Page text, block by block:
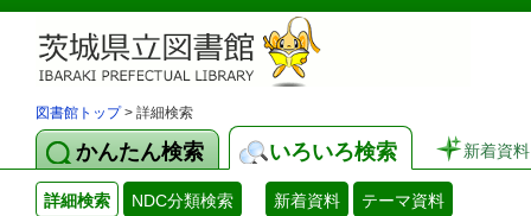
図書館トップ> 詳細検索
かんたん検索 いろいろ検索 新着資料
詳細検索 NDC分類検索 新着資料 テーマ資料